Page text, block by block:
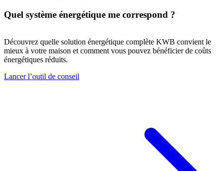
Quel système énergétique me correspond ?
Découvrez quelle solution énergétique complète KWB convient le
mieux à votre maison et comment vous pouvez bénéficier de coûts
énergétiques réduits.
Lancer l’outil de conseil